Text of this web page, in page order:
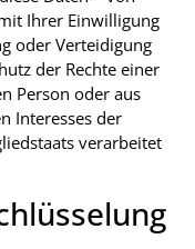
Ihrer Einwilligung
oder Verteidigung
der Rechte einer
Person oder aus
Interesses der
verarbeitet